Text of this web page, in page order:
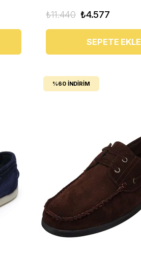
₺4.577
₺11.440
SEPETE EKLE
%60 İNDIRIM